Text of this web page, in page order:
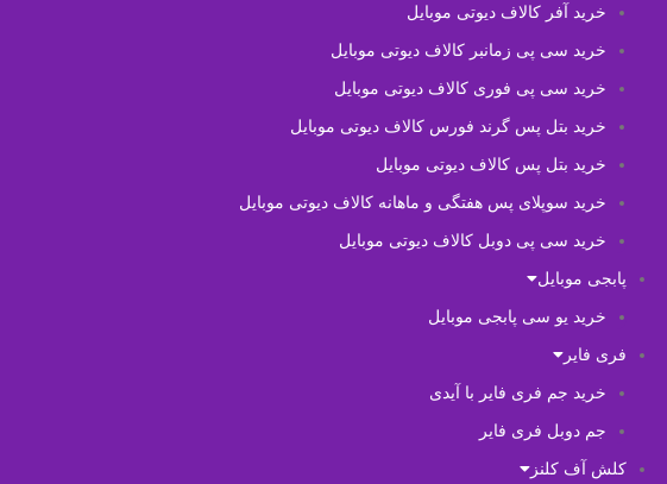
خرید آفر کالاف دیوتی موبایل
خرید سی پی زمانبر کالاف دیوتی موبایل
خرید سی پی فوری کالاف دیوتی موبایل
خرید بتل پس گرند فورس کالاف دیوتی موبایل
خرید بتل پس کالاف دیوتی موبایل
خرید سوپلای پس هفتگی و ماهانه کالاف دیوتی موبایل
خرید سی پی دوبل کالاف دیوتی موبایل
پابجی موبایل
خرید یو سی پابجی موبایل
فری فایر
خرید جم فری فایر با آیدی
جم دوبل فری فایر
کلش آف کلنز